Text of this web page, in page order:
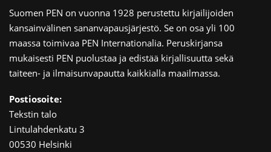
Suomen PEN on vuonna 1928 perustettu kirjailijoiden
kansainvälinen sananvapausjärjestö. Se on osa yli 100
maassa toimivaa PEN Internationalia. Peruskirjansa
mukaisesti PEN puolustaa ja edistää kirjallisuutta sekä
taiteen- ja ilmaisunvapautta kaikkialla maailmassa.
Postiosoite:
Tekstin talo
Lintulahdenkatu 3
00530 Helsinki